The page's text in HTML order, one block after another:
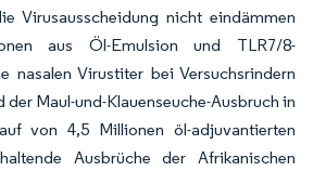
Virusausscheidung nicht eindämmen
aus Öl-Emulsion und TLR7/8-
nasalen Virustiter bei Versuchsrindern
der Maul-und-Klauenseuche-Ausbruch in
von 4,5 Millionen öl-adjuvantierten
Ausbrüche der Afrikanischen